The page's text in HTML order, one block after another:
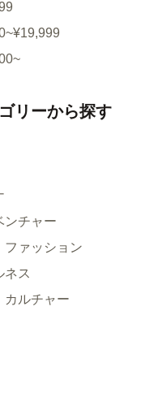
リーから探す
ンチャー
ファッション
ネス
カルチャー